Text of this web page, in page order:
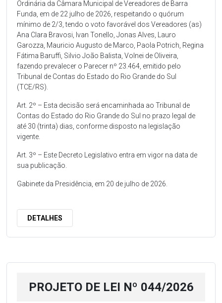
Ordinária da Câmara Municipal de Vereadores de Barra
Funda, em de 22 julho de 2026, respeitando o quórum
mínimo de 2/3, tendo o voto favorável dos Vereadores (as)
Ana Clara Bravosi, Ivan Tonello, Jonas Alves, Lauro
Garozza, Mauricio Augusto de Marco, Paola Potrich, Regina
Fátima Baruffi, Silvio João Balista, Volnei de Oliveira,
fazendo prevalecer o Parecer nº 23.464, emitido pelo
Tribunal de Contas do Estado do Rio Grande do Sul
(TCE/RS).
Art. 2º – Esta decisão será encaminhada ao Tribunal de
Contas do Estado do Rio Grande do Sul no prazo legal de
até 30 (trinta) dias, conforme disposto na legislação
vigente.
Art. 3º – Este Decreto Legislativo entra em vigor na data de
sua publicação.
Gabinete da Presidência, em 20 de julho de 2026.
DETALHES
PROJETO DE LEI Nº 044/2026